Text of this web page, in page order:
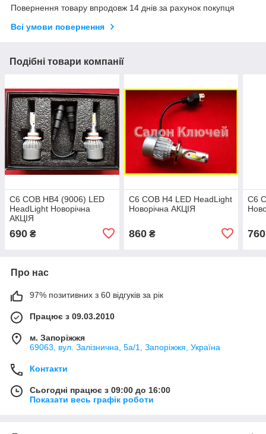
Повернення товару впродовж 14 днів за рахунок покупця
Всі умови повернення
Подібні товари компанії
C6 COB HB4 (9006) LED
HeadLight Новорічна
АКЦІЯ
690 ₴
C6 COB H4 LED HeadLight
Новорічна АКЦІЯ
860₴
C6
760
Про нас
97% позитивних з 60 відгуків за рік
Працює з 09.03.2010
м. Запоріжжя
69063, вул. Залізнична, 5а/1, Запоріжжя, Україна
Контакти
Сьогодні працює з 09:00 до 16:00
Показати весь графік роботи